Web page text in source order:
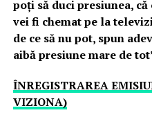
poţi să duci presiunea,
vei fi chemat pe la
de ce să nu pot, spun
aibă presiune mare de
ÎNREGISTRAREA
VIZIONA)